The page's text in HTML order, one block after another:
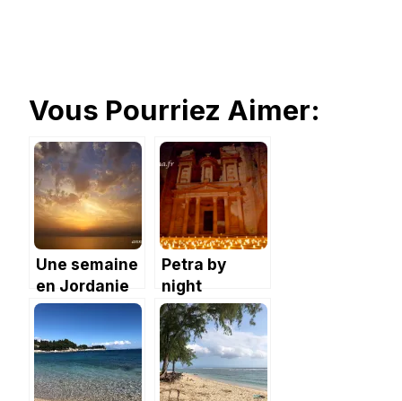
Vous Pourriez Aimer:
Une semaine
en Jordanie
Petra by
night